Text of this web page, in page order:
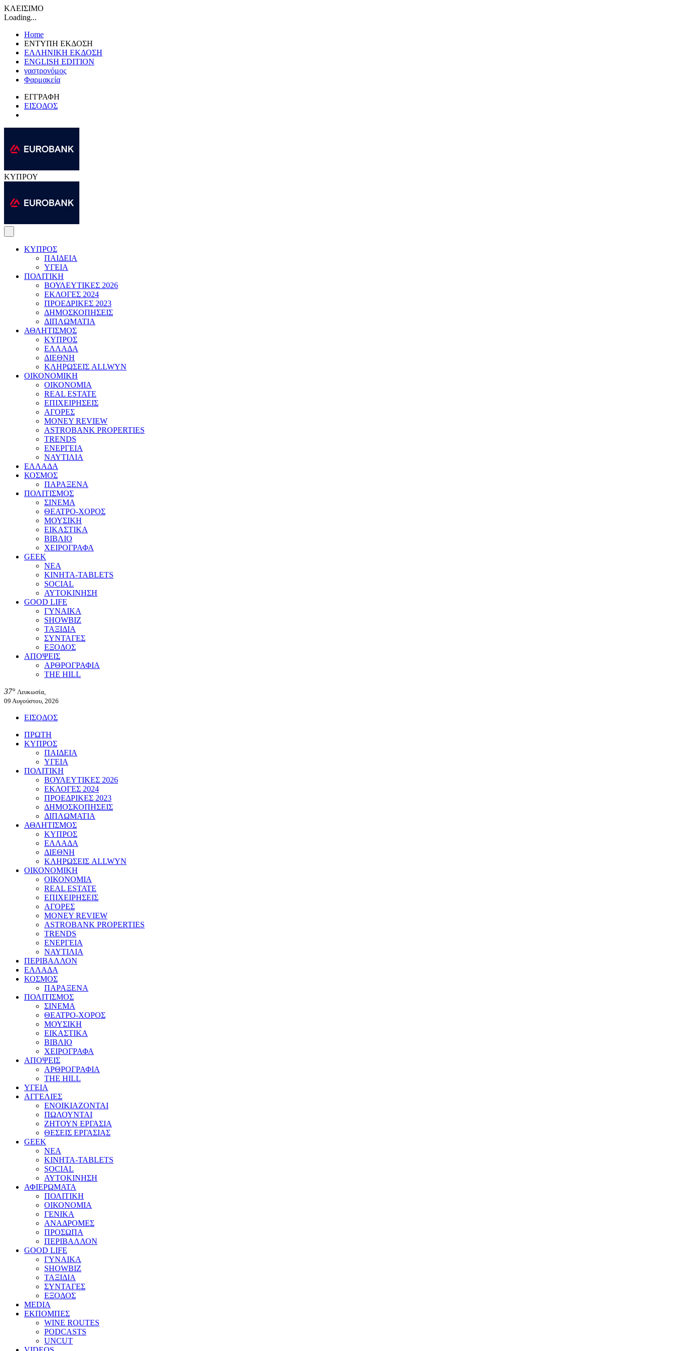
ΚΛΕΙΣΙΜΟ
Loading...
Home
ΕΝΤΥΠΗ ΕΚΔΟΣΗ
ΕΛΛΗΝΙΚΗ ΕΚΔΟΣΗ
ENGLISH EDITION
γαστρονόμος
Φαρμακεία
ΕΓΓΡΑΦΗ
ΕΙΣΟΔΟΣ
ΚΥΠΡΟΥ
ΚΥΠΡΟΣ
ΠΑΙΔΕΙΑ
ΥΓΕΙΑ
ΠΟΛΙΤΙΚΗ
ΒΟΥΛΕΥΤΙΚΕΣ 2026
ΕΚΛΟΓΕΣ 2024
ΠΡΟΕΔΡΙΚΕΣ 2023
ΔΗΜΟΣΚΟΠΗΣΕΙΣ
ΔΙΠΛΩΜΑΤΙΑ
ΑΘΛΗΤΙΣΜΟΣ
ΚΥΠΡΟΣ
ΕΛΛΑΔΑ
ΔΙΕΘΝΗ
ΚΛΗΡΩΣΕΙΣ ALLWYN
ΟΙΚΟΝΟΜΙΚΗ
ΟΙΚΟΝΟΜΙΑ
REAL ESTATE
ΕΠΙΧΕΙΡΗΣΕΙΣ
ΑΓΟΡΕΣ
MONEY REVIEW
ASTROBANK PROPERTIES
TRENDS
ΕΝΕΡΓΕΙΑ
ΝΑΥΤΙΛΙΑ
ΕΛΛΑΔΑ
ΚΟΣΜΟΣ
ΠΑΡΑΞΕΝΑ
ΠΟΛΙΤΙΣΜΟΣ
ΣΙΝΕΜΑ
ΘΕΑΤΡΟ-ΧΟΡΟΣ
ΜΟΥΣΙΚΗ
ΕΙΚΑΣΤΙΚΑ
ΒΙΒΛΙΟ
ΧΕΙΡΟΓΡΑΦΑ
GEEK
ΝΕΑ
ΚΙΝΗΤΑ-TABLETS
SOCIAL
ΑΥΤΟΚΙΝΗΣΗ
GOOD LIFE
ΓΥΝΑΙΚΑ
SHOWBIZ
ΤΑΞΙΔΙΑ
ΣΥΝΤΑΓΕΣ
ΕΞΟΔΟΣ
ΑΠΟΨΕΙΣ
ΑΡΘΡΟΓΡΑΦΙΑ
THE HILL
37° Λευκωσία,
09 Αυγούστου, 2026
ΕΙΣΟΔΟΣ
ΠΡΩΤΗ
ΚΥΠΡΟΣ
ΠΑΙΔΕΙΑ
ΥΓΕΙΑ
ΠΟΛΙΤΙΚΗ
ΒΟΥΛΕΥΤΙΚΕΣ 2026
ΕΚΛΟΓΕΣ 2024
ΠΡΟΕΔΡΙΚΕΣ 2023
ΔΗΜΟΣΚΟΠΗΣΕΙΣ
ΔΙΠΛΩΜΑΤΙΑ
ΑΘΛΗΤΙΣΜΟΣ
ΚΥΠΡΟΣ
ΕΛΛΑΔΑ
ΔΙΕΘΝΗ
ΚΛΗΡΩΣΕΙΣ ALLWYN
ΟΙΚΟΝΟΜΙΚΗ
ΟΙΚΟΝΟΜΙΑ
REAL ESTATE
ΕΠΙΧΕΙΡΗΣΕΙΣ
ΑΓΟΡΕΣ
MONEY REVIEW
ASTROBANK PROPERTIES
TRENDS
ΕΝΕΡΓΕΙΑ
ΝΑΥΤΙΛΙΑ
ΠΕΡΙΒΑΛΛΟΝ
ΕΛΛΑΔΑ
ΚΟΣΜΟΣ
ΠΑΡΑΞΕΝΑ
ΠΟΛΙΤΙΣΜΟΣ
ΣΙΝΕΜΑ
ΘΕΑΤΡΟ-ΧΟΡΟΣ
ΜΟΥΣΙΚΗ
ΕΙΚΑΣΤΙΚΑ
ΒΙΒΛΙΟ
ΧΕΙΡΟΓΡΑΦΑ
ΑΠΟΨΕΙΣ
ΑΡΘΡΟΓΡΑΦΙΑ
THE HILL
ΥΓΕΙΑ
ΑΓΓΕΛΙΕΣ
ΕΝΟΙΚΙΑΖΟΝΤΑΙ
ΠΩΛΟΥΝΤΑΙ
ΖΗΤΟΥΝ ΕΡΓΑΣΙΑ
ΘΕΣΕΙΣ ΕΡΓΑΣΙΑΣ
GEEK
ΝΕΑ
ΚΙΝΗΤΑ-TABLETS
SOCIAL
ΑΥΤΟΚΙΝΗΣΗ
ΑΦΙΕΡΩΜΑΤΑ
ΠΟΛΙΤΙΚΗ
ΟΙΚΟΝΟΜΙΑ
ΓΕΝΙΚΑ
ΑΝΑΔΡΟΜΕΣ
ΠΡΟΣΩΠΑ
ΠΕΡΙΒΑΛΛΟΝ
GOOD LIFE
ΓΥΝΑΙΚΑ
SHOWBIZ
ΤΑΞΙΔΙΑ
ΣΥΝΤΑΓΕΣ
ΕΞΟΔΟΣ
MEDIA
ΕΚΠΟΜΠΕΣ
WINE ROUTES
PODCASTS
UNCUT